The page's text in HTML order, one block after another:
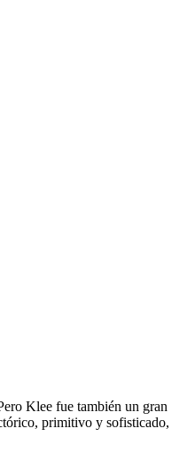
Klee fue también un gran
primitivo y sofisticado,